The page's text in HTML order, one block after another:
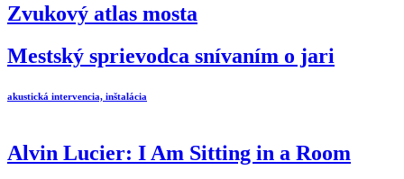
Zvukový atlas mosta
Mestský sprievodca snívaním o jari
akustická intervencia, inštalácia
Alvin Lucier: I Am Sitting in a Room